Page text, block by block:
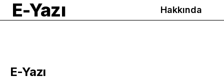
E-Yazı Hakkında
E-Yazı